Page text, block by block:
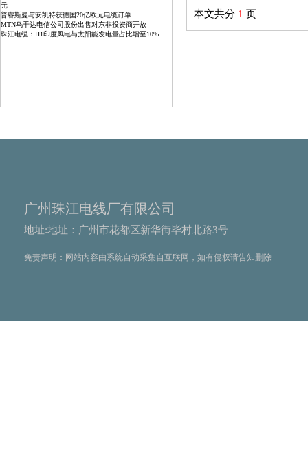
元
普睿斯曼与安凯特获德国20亿欧元电缆订单
MTN乌干达电信公司股份出售对东非投资商开放
珠江电缆：H1印度风电与太阳能发电量占比增至10%
本文共分 1 页
广州珠江电线厂有限公司
地址:地址：广州市花都区新华街毕村北路3号
免责声明：网站内容由系统自动采集自互联网，如有侵权请告知删除